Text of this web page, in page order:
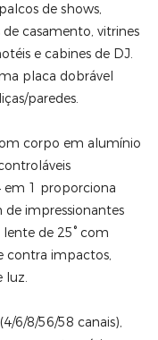
de shows,
de casamento, vitrines
e cabines de DJ.
placa dobrável
paredes.
corpo em alumínio
em 1 proporciona
de impressionantes
de 25° com
contra impactos,
luz.
6/8/56/58 canais),